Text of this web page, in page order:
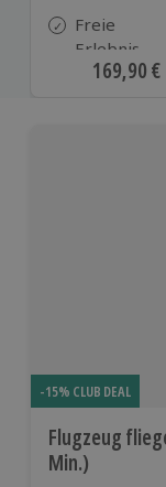
Freie
Erlebnis-
Auswahl
Aktueller
169,90 €
-15% CLUB DEAL
Flugzeug
Min.)